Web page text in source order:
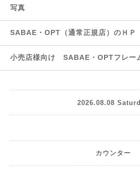
写真
SABAE・OPT（通常正規店）のＨＰ
小売店様向け SABAE・OPTフレー
2026.08.08
カウンター